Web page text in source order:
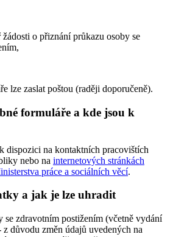
o přiznání průkazu osoby se
lze zaslat poštou (raději doporučeně).
formuláře a kde jsou k
dispozici na kontaktních pracovištích
nebo na internetových stránkách
práce a sociálních věcí.
a jak je lze uhradit
se zdravotním postižením (včetně vydání
důvodu změn údajů uvedených na